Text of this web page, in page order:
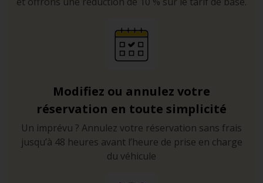
Modifiez ou annulez votre
réservation en toute simplicité
Un imprévu ? Annulez votre réservation sans frais
jusqu’à 48 heures avant l’heure de prise en charge
du véhicule